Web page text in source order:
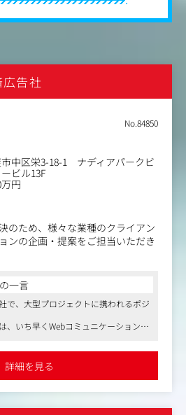
ークショーの企画・運営
ト企画・運営
告運用
など告社
No.84850
中区栄3-18-1 ナディアパークビ
ビル13F
円
のため、様々な業種のクライアン
ンの企画・提案をご担当いただき
吸い上げ、要望に添った各種メデ
、ＰＲ等の提案
ンニング、メディア等の社内スタ
管理をおこなうプロデューサー業
一言
で、大型プロジェクトに携われるポジ
いち早くWebコミュニケーションを
モーションプランまで顧客より定評が
ます
詳細を見る